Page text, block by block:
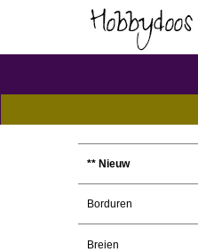
** Nieuw
Borduren
Breien